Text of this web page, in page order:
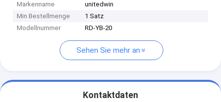
Markenname
unitedwin
Min Bestellmenge
1 Satz
Modellnummer
RD-YB-20
Sehen Sie mehr an
Kontaktdaten